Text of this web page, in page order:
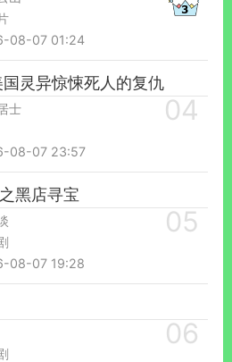
08-07 01:24
灵异惊悚死人的复仇
士
08-07 23:57
黑店寻宝
08-07 19:28